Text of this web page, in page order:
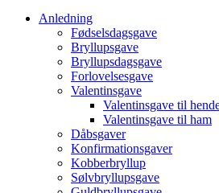
Anledning
Fødselsdagsgave
Bryllupsgave
Bryllupsdagsgave
Forlovelsesgave
Valentinsgave
Valentinsgave til
Valentinsgave til ham
Dåbsgaver
Konfirmationsgaver
Kobberbryllup
Sølvbryllupsgave